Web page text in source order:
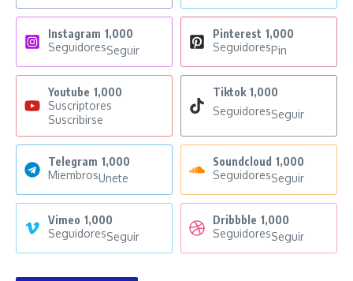
Instagram 1,000
SeguidoresSeguir
Pinterest 1,000
SeguidoresPin
Youtube 1,000
Suscriptores
Suscribirse
Tiktok 1,000
SeguidoresSeguir
Telegram 1,000
MiembrosUnete
Soundcloud 1,000
SeguidoresSeguir
Vimeo 1,000
SeguidoresSeguir
Dribbble 1,000
SeguidoresSeguir